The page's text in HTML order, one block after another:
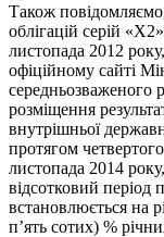
Також
облігацій серій
листопада 2012
офіційному сайті
середньозваженого
розміщення
внутрішньої
протягом
листопада 2014
відсотковий період
встановлюється на
п’ять сотих) %